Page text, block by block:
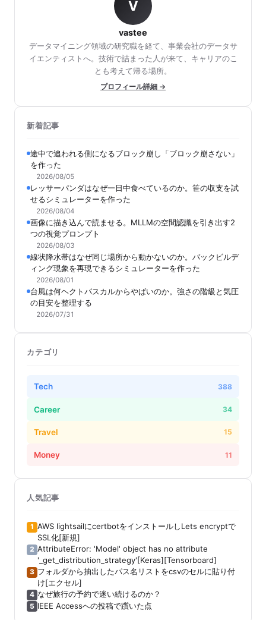
V
vastee
データマイニング領域の研究職を経て、事業会社のデータサ
イエンティストへ。技術で詰まった人が来て、キャリアのこ
とも考えて帰る場所。
プロフィール詳細 →
新着記事
途中で追われる側になるブロック崩し「ブロック崩さない」
を作った
2026/08/05
レッサーパンダはなぜ一日中食べているのか。笹の収支を試
せるシミュレーターを作った
2026/08/04
画像に描き込んで読ませる。MLLMの空間認識を引き出す2
つの視覚プロンプト
2026/08/03
線状降水帯はなぜ同じ場所から動かないのか。バックビルデ
ィング現象を再現できるシミュレーターを作った
2026/08/01
台風は何ヘクトパスカルからやばいのか。強さの階級と気圧
の目安を整理する
2026/07/31
カテゴリ
Tech 388
Career 34
Travel 15
Money 11
人気記事
1 AWS lightsailにcertbotをインストールしLets encryptで
SSL化[新規]
2 AttributeError: 'Model' object has no attribute
'_get_distribution_strategy'[Keras][Tensorboard]
3 フォルダから抽出したパス名リストをcsvのセルに貼り付
け[エクセル]
4 なぜ旅行の予約で迷い続けるのか？
5 IEEE Accessへの投稿で躓いた点